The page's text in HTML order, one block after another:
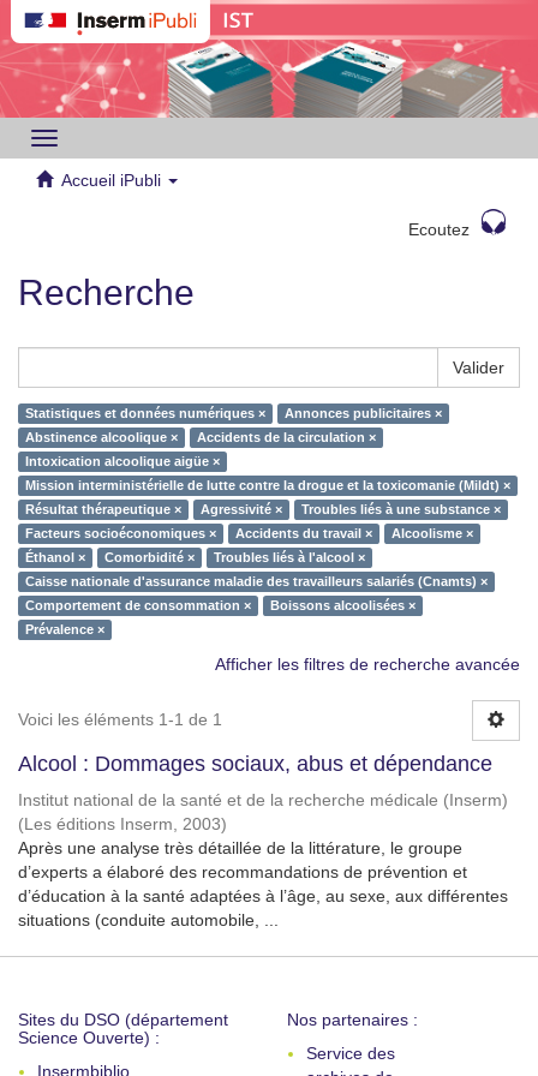
Toggle
navigation
Accueil iPubli
Ecoutez
Recherche
Valider
Statistiques et données numériques ×
Annonces publicitaires ×
Abstinence alcoolique ×
Accidents de la circulation ×
Intoxication alcoolique aigüe ×
Mission interministérielle de lutte contre la drogue et la toxicomanie (Mildt) ×
Résultat thérapeutique ×
Agressivité ×
Troubles liés à une substance ×
Facteurs socioéconomiques ×
Accidents du travail ×
Alcoolisme ×
Éthanol ×
Comorbidité ×
Troubles liés à l'alcool ×
Caisse nationale d'assurance maladie des travailleurs salariés (Cnamts) ×
Comportement de consommation ×
Boissons alcoolisées ×
Prévalence ×
Afficher les filtres de recherche avancée
Voici les éléments 1-1 de 1
Alcool : Dommages sociaux, abus et dépendance
Institut national de la santé et de la recherche médicale (Inserm)
(Les éditions Inserm, 2003)
Après une analyse très détaillée de la littérature, le groupe
d’experts a élaboré des recommandations de prévention et
d’éducation à la santé adaptées à l’âge, au sexe, aux différentes
situations (conduite automobile, ...
Sites du DSO (département
Science Ouverte) :
Insermbiblio
Nos partenaires :
Service des